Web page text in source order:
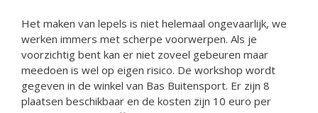
Het maken van lepels is niet helemaal ongevaarlijk, we
werken immers met scherpe voorwerpen. Als je
voorzichtig bent kan er niet zoveel gebeuren maar
meedoen is wel op eigen risico. De workshop wordt
gegeven in de winkel van Bas Buitensport. Er zijn 8
plaatsen beschikbaar en de kosten zijn 10 euro per